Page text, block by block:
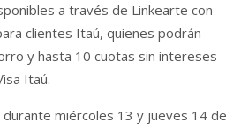
a través de Linkearte con
clientes Itaú, quienes podrán
y hasta 10 cuotas sin intereses
Itaú.
miércoles 13 y jueves 14 de